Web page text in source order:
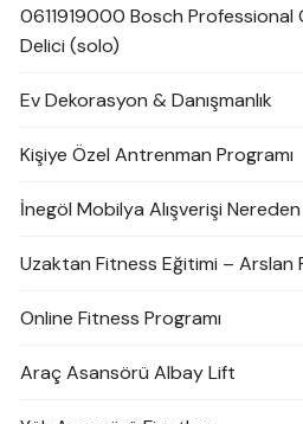
0611919000 Bosch Professional
Delici (solo)
Ev Dekorasyon & Danışmanlık
Kişiye Özel Antrenman Programı
İnegöl Mobilya Alışverişi Nereden
Uzaktan Fitness Eğitimi – Arslan
Online Fitness Programı
Araç Asansörü Albay Lift